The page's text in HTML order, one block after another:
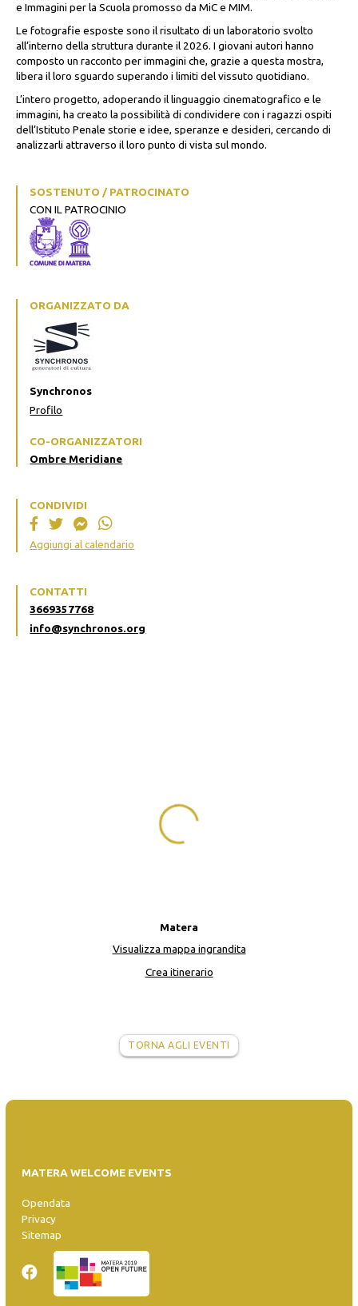
e Immagini per la Scuola promosso da MiC e MIM.
Le fotografie esposte sono il risultato di un laboratorio svolto
all’interno della struttura durante il 2026. I giovani autori hanno
composto un racconto per immagini che, grazie a questa mostra,
libera il loro sguardo superando i limiti del vissuto quotidiano.
L’intero progetto, adoperando il linguaggio cinematografico e le
immagini, ha creato la possibilità di condividere con i ragazzi ospiti
dell’Istituto Penale storie e idee, speranze e desideri, cercando di
analizzarli attraverso il loro punto di vista sul mondo.
SOSTENUTO / PATROCINATO
CON IL PATROCINIO
ORGANIZZATO DA
Synchronos
Profilo
CO-ORGANIZZATORI
Ombre Meridiane
CONDIVIDI
Aggiungi al calendario
CONTATTI
3669357768
info@synchronos.org
Matera
Visualizza mappa ingrandita
Crea itinerario
TORNA AGLI EVENTI
MATERA WELCOME EVENTS
Opendata
Privacy
Sitemap